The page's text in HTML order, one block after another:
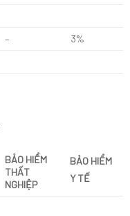
–
3%
BẢO HIỂM
THẤT
NGHIỆP
BẢO HIỂM
Y TẾ